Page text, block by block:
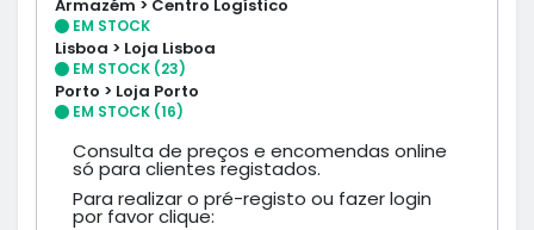
Armazém > Centro Logístico
EM STOCK
Lisboa > Loja Lisboa
EM STOCK (23)
Porto > Loja Porto
EM STOCK (16)
Consulta de preços e encomendas online
só para clientes registados.
Para realizar o pré-registo ou fazer login
por favor clique: